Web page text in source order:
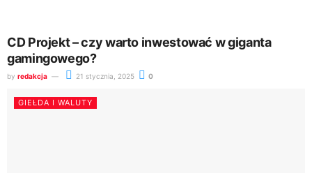
CD Projekt – czy warto inwestować w giganta
gamingowego?
by redakcja 21 stycznia, 2025 0
GIEŁDA I WALUTY